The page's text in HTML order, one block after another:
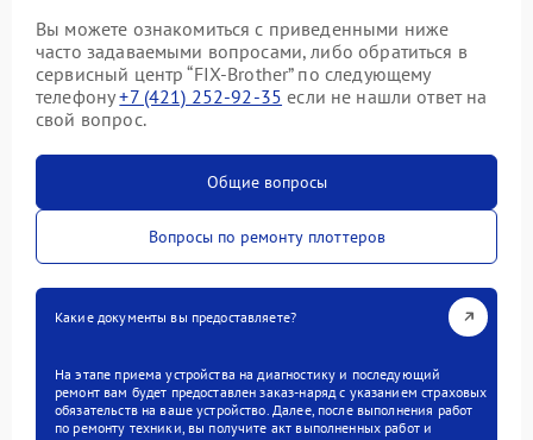
Вы можете ознакомиться с приведенными ниже
часто задаваемыми вопросами, либо обратиться в
сервисный центр “FIX-Brother” по следующему
телефону+7 (421) 252-92-35 если не нашли ответ на
свой вопрос.
Общие вопросы
Вопросы по ремонту плоттеров
Какие документы вы предоставляете?
На этапе приема устройства на диагностику и последующий
ремонт вам будет предоставлен заказ-наряд с указанием страховых
обязательств на ваше устройство. Далее, после выполнения работ
по ремонту техники, вы получите акт выполненных работ и